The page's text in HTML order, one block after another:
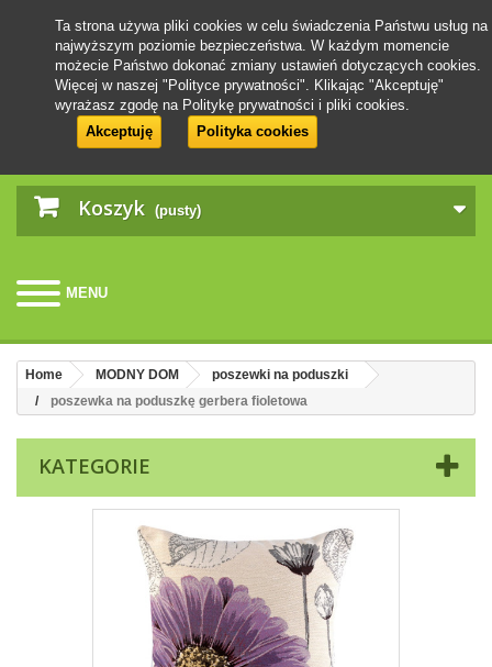
Koszyk (pusty)
MENU
Ta strona używa pliki cookies w celu świadczenia Państwu usług na
najwyższym poziomie bezpieczeństwa. W każdym momencie
możecie Państwo dokonać zmiany ustawień dotyczących cookies.
Więcej w naszej "Polityce prywatności". Klikając "Akceptuję"
wyrażasz zgodę na Politykę prywatności i pliki cookies.
Akceptuję
Polityka cookies
Home MODNY DOM
poszewki na poduszki
poszewka na poduszkę gerbera fioletowa
KATEGORIE